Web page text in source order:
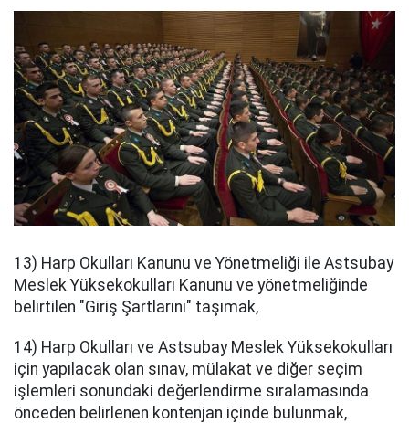
13) Harp Okulları Kanunu ve Yönetmeliği ile Astsubay
Meslek Yüksekokulları Kanunu ve yönetmeliğinde
belirtilen "Giriş Şartlarını" taşımak,
14) Harp Okulları ve Astsubay Meslek Yüksekokulları
için yapılacak olan sınav, mülakat ve diğer seçim
işlemleri sonundaki değerlendirme sıralamasında
önceden belirlenen kontenjan içinde bulunmak,